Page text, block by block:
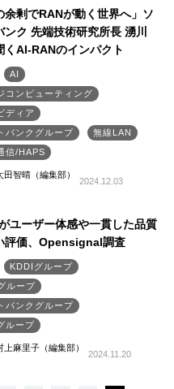
余剰でRANが動く世界へ」ソ
ンク 先端技術研究所長 湧川
くAI-RANのインパクト
AI
コンピューティング
ディア
バンクグループ
無線LAN
信/HAPS
田智晴（編集部）
2024.12.03
ユーザー体感や一貫した品質
評価、Opensignal調査
KDDIグループ
ループ
バンクグループ
ループ
上麻里子（編集部）
2024.11.20